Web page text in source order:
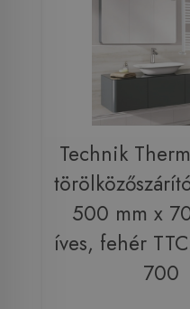
Technik
500 mm x
íves, fehér
700